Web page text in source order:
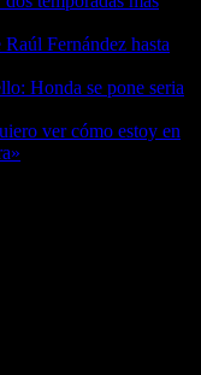
Fernández hasta
Honda se pone seria
ver cómo estoy en